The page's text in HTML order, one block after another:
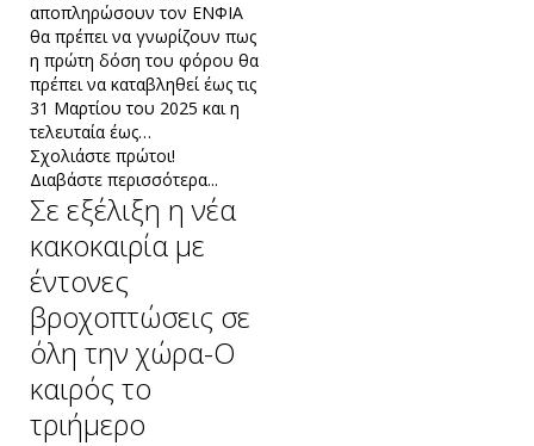
αποπληρώσουν τον ΕΝΦΙΑ
θα πρέπει να γνωρίζουν πως
η πρώτη δόση του φόρου θα
πρέπει να καταβληθεί έως τις
31 Μαρτίου του 2025 και η
τελευταία έως…
Σχολιάστε πρώτοι!
Διαβάστε περισσότερα...
Σε εξέλιξη η νέα
κακοκαιρία με
έντονες
βροχοπτώσεις σε
όλη την χώρα-Ο
καιρός το
τριήμερο